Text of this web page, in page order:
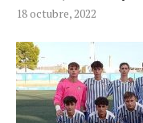
18 octubre, 2022